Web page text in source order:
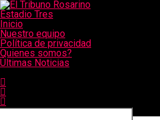
Estadio Tres
Inicio
Nuestro equipo
Política de privacidad
Quienes somos?
Últimas Noticias